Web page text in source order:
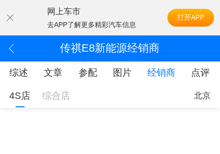
网上车市
去APP了解更多精彩汽车信息
打开APP
传祺E8新能源经销商
综述 文章 参配 图片 经销商 点评
4S店 综合店 北京